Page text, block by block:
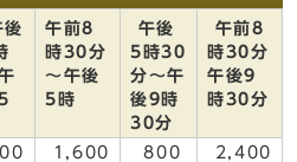
後
午前8
時30分
～午後
5時
午後
5時30
分～午
後9時
30分
午前8
時30分
午後9
時30分
1,600
800
2,400